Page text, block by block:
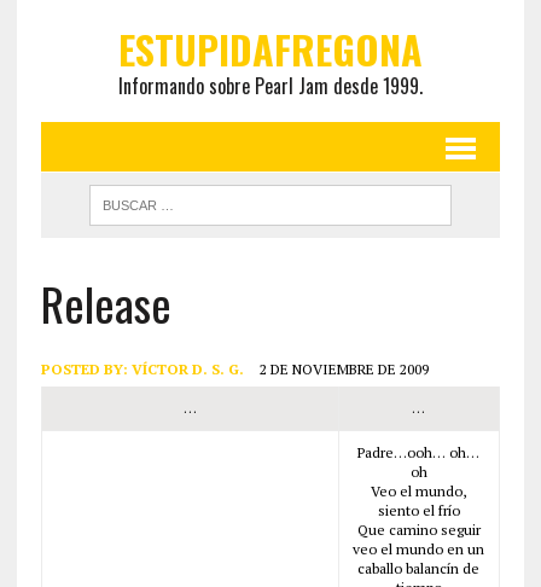
ESTUPIDAFREGONA
Informando sobre Pearl Jam desde 1999.
Release
POSTED BY: VÍCTOR D. S. G. 2 DE NOVIEMBRE DE 2009
… …
Padre…ooh… oh…
oh
Veo el mundo,
siento el frío
Que camino seguir
veo el mundo en un
caballo balancín de